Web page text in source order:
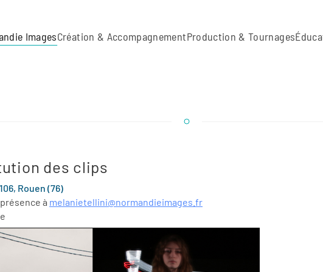
ImagesCréation & AccompagnementProduction & Tournages
des clips
Rouen (76)
à melanietellini@normandieimages.fr